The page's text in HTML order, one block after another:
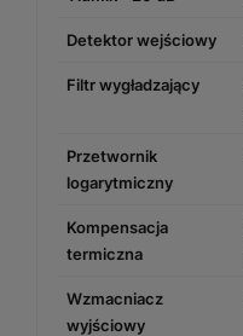
Detektor wejściowy
Filtr wygładzający
Przetwornik
logarytmiczny
Kompensacja
termiczna
Wzmacniacz
wyjściowy